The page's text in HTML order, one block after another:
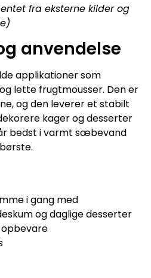
fra eksterne kilder og
anvendelse
applikationer som
lette frugtmousser. Den er
og den leverer et stabilt
kager og desserter
bedst i varmt sæbevand
i gang med
og daglige desserter